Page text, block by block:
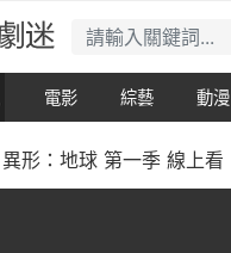
電影 綜藝 動漫
異形：地球 第一季 線上看